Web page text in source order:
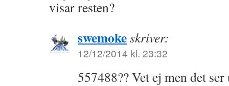
visar resten?
swemokeskriver:
12/12/2014 kl. 23:32
557488?? Vet ej men det